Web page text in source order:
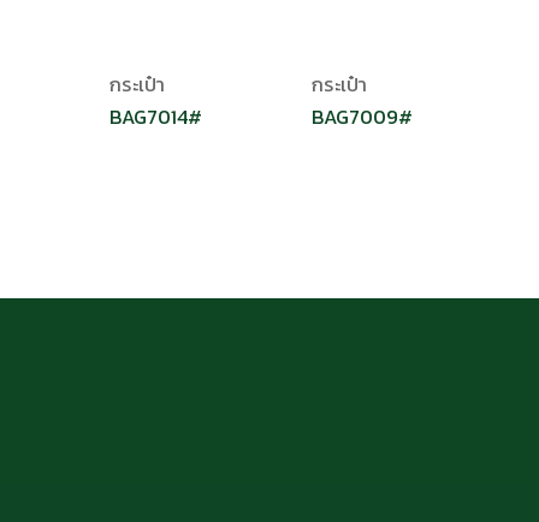
กระเป๋า
BAG7014#
กระเป๋า
BAG7009#